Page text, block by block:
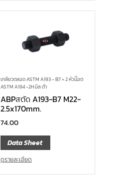
เกลียวตลอด ASTM A193 - B7 + 2 หัวน๊อต
ASTM A194 -2H มิล ดำ
ABPสตัด A193-B7 M22-
2.5x170mm.
74.00
Data Sheet
ดูรายละเอียด